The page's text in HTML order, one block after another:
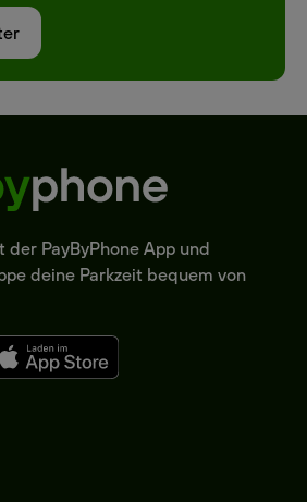
PayByPhone App und
deine Parkzeit bequem von